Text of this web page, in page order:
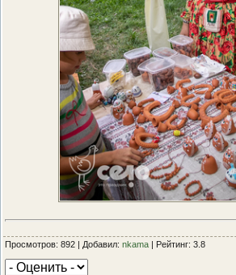
Просмотров: 892 | Добавил: nkama | Рейтинг: 3.8